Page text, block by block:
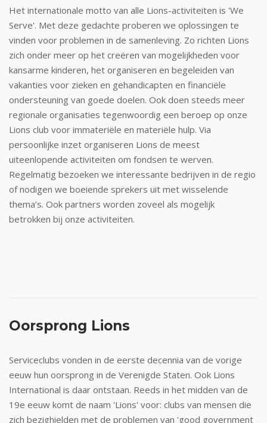
Het internationale motto van alle Lions-activiteiten is 'We
Serve'. Met deze gedachte proberen we oplossingen te
vinden voor problemen in de samenleving. Zo richten Lions
zich onder meer op het creëren van mogelijkheden voor
kansarme kinderen, het organiseren en begeleiden van
vakanties voor zieken en gehandicapten en financiële
ondersteuning van goede doelen. Ook doen steeds meer
regionale organisaties tegenwoordig een beroep op onze
Lions club voor immateriële en materiële hulp. Via
persoonlijke inzet organiseren Lions de meest
uiteenlopende activiteiten om fondsen te werven.
Regelmatig bezoeken we interessante bedrijven in de regio
of nodigen we boeiende sprekers uit met wisselende
thema’s. Ook partners worden zoveel als mogelijk
betrokken bij onze activiteiten.
Oorsprong Lions
Serviceclubs vonden in de eerste decennia van de vorige
eeuw hun oorsprong in de Verenigde Staten. Ook Lions
International is daar ontstaan. Reeds in het midden van de
19e eeuw komt de naam 'Lions' voor: clubs van mensen die
zich bezighielden met de problemen van 'good government